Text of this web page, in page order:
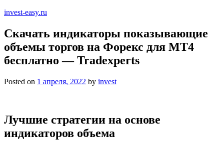
invest-easy.ru
Скачать индикаторы показывающие
объемы торгов на Форекс для МТ4
бесплатно — Tradexperts
Posted on 1 апреля, 2022 by invest
Лучшие стратегии на основе
индикаторов объема